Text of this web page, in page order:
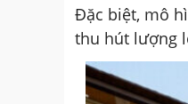
Đặc biệt, mô
thu hút lượng